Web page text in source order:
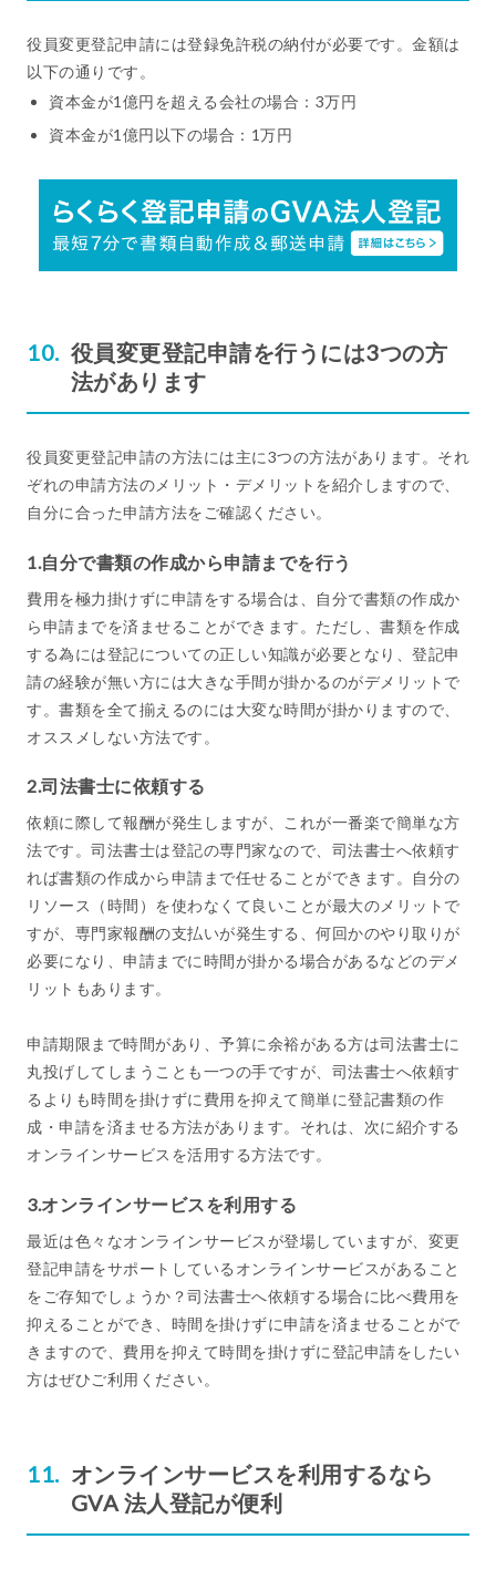
役員変更登記申請には登録免許税の納付が必要です。金額は
以下の通りです。
資本金が1億円を超える会社の場合：3万円
資本金が1億円以下の場合：1万円
役員変更登記申請を行うには3つの方
法があります
役員変更登記申請の方法には主に3つの方法があります。それ
ぞれの申請方法のメリット・デメリットを紹介しますので、
自分に合った申請方法をご確認ください。
1.自分で書類の作成から申請までを行う
費用を極力掛けずに申請をする場合は、自分で書類の作成か
ら申請までを済ませることができます。ただし、書類を作成
する為には登記についての正しい知識が必要となり、登記申
請の経験が無い方には大きな手間が掛かるのがデメリットで
す。書類を全て揃えるのには大変な時間が掛かりますので、
オススメしない方法です。
2.司法書士に依頼する
依頼に際して報酬が発生しますが、これが一番楽で簡単な方
法です。司法書士は登記の専門家なので、司法書士へ依頼す
れば書類の作成から申請まで任せることができます。自分の
リソース（時間）を使わなくて良いことが最大のメリットで
すが、専門家報酬の支払いが発生する、何回かのやり取りが
必要になり、申請までに時間が掛かる場合があるなどのデメ
リットもあります。
申請期限まで時間があり、予算に余裕がある方は司法書士に
丸投げしてしまうことも一つの手ですが、司法書士へ依頼す
るよりも時間を掛けずに費用を抑えて簡単に登記書類の作
成・申請を済ませる方法があります。それは、次に紹介する
オンラインサービスを活用する方法です。
3.オンラインサービスを利用する
最近は色々なオンラインサービスが登場していますが、変更
登記申請をサポートしているオンラインサービスがあること
をご存知でしょうか？司法書士へ依頼する場合に比べ費用を
抑えることができ、時間を掛けずに申請を済ませることがで
きますので、費用を抑えて時間を掛けずに登記申請をしたい
方はぜひご利用ください。
オンラインサービスを利用するなら
GVA 法人登記が便利